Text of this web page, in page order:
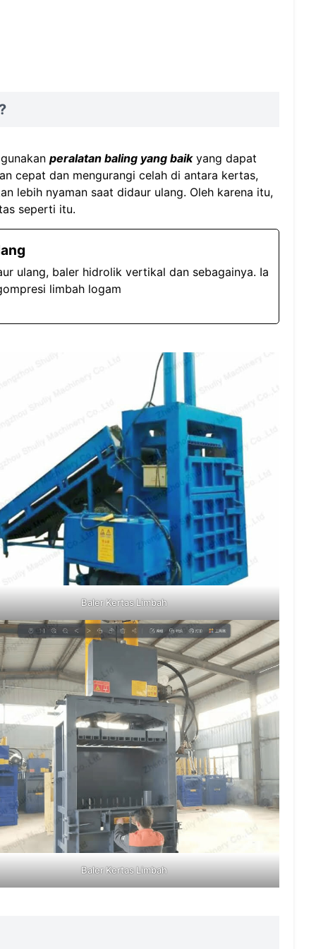
peralatan baling yang baikyang dapat
cepat dan mengurangi celah di antara kertas,
lebih nyaman saat didaur ulang. Oleh karena itu,
seperti itu.
ulang, baler hidrolik vertikal dan sebagainya. Ia
limbah logam
Baler Kertas Limbah
Baler Kertas Limbah